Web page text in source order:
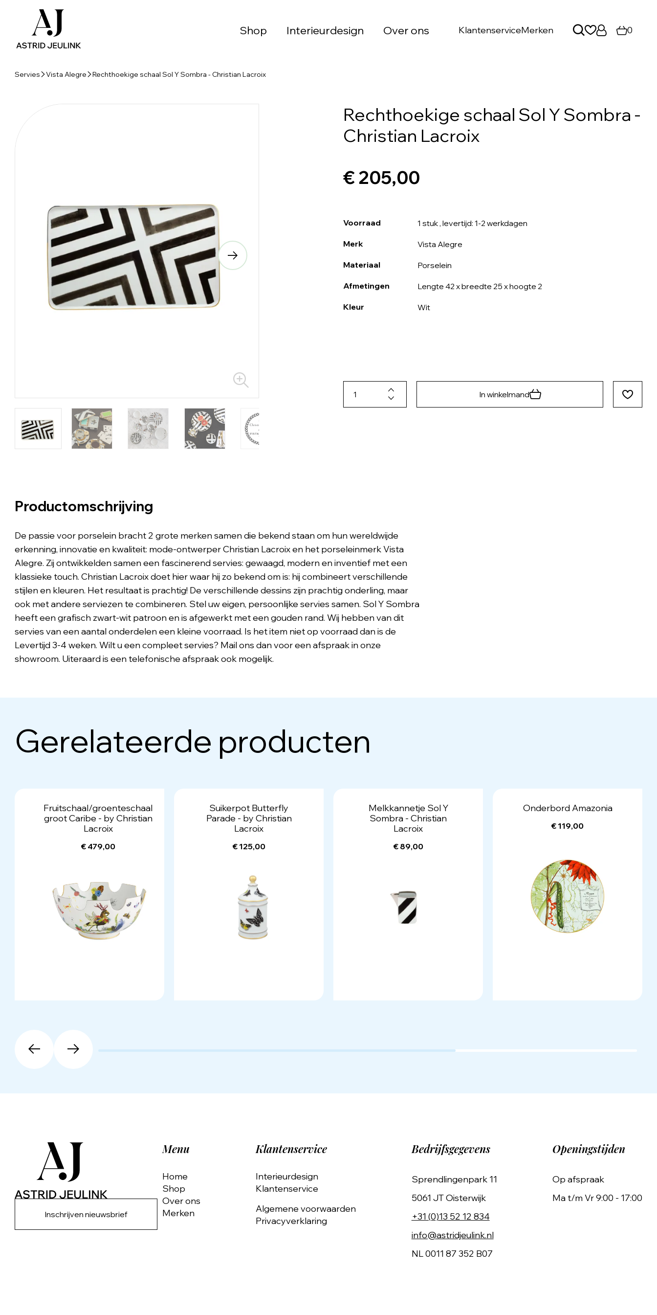
Shop Interieurdesign Over ons KlantenserviceMerken 0
Servies Vista Alegre Rechthoekige schaal Sol Y Sombra - Christian Lacroix
Rechthoekige schaal Sol Y Sombra -
Christian Lacroix
€ 205,00
Voorraad 1 stuk, levertijd: 1-2 werkdagen
Merk Vista Alegre
Materiaal Porselein
Afmetingen Lengte 42 x breedte 25 x hoogte 2
Kleur Wit
In winkelmand
Productomschrijving
De passie voor porselein bracht 2 grote merken samen die bekend staan om hun wereldwijde
erkenning, innovatie en kwaliteit: mode-ontwerper Christian Lacroix en het porseleinmerk Vista
Alegre. Zij ontwikkelden samen een fascinerend servies: gewaagd, modern en inventief met een
klassieke touch. Christian Lacroix doet hier waar hij zo bekend om is: hij combineert verschillende
stijlen en kleuren. Het resultaat is prachtig! De verschillende dessins zijn prachtig onderling, maar
ook met andere serviezen te combineren. Stel uw eigen, persoonlijke servies samen. Sol Y Sombra
heeft een grafisch zwart-wit patroon en is afgewerkt met een gouden rand. Wij hebben van dit
servies van een aantal onderdelen een kleine voorraad. Is het item niet op voorraad dan is de
Levertijd 3-4 weken. Wilt u een compleet servies? Mail ons dan voor een afspraak in onze
showroom. Uiteraard is een telefonische afspraak ook mogelijk.
Gerelateerde producten
Fruitschaal/groenteschaal
groot Caribe - by Christian
Lacroix
€ 479,00
Suikerpot Butterfly
Parade - by Christian
Lacroix
€ 125,00
Melkkannetje Sol Y
Sombra - Christian
Lacroix
€ 89,00
Onderbord Amazonia
€ 119,00
Inschrijven nieuwsbrief
Menu
Home
Shop
Over ons
Merken
Klantenservice
Interieurdesign
Klantenservice
Algemene voorwaarden
Privacyverklaring
Bedrijfsgegevens
Sprendlingenpark 11
5061 JT Oisterwijk
+31 (0)13 52 12 834
info@astridjeulink.nl
NL 0011 87 352 B07
Openingstijden
Op afspraak
Ma t/m Vr 9:00 - 17:00